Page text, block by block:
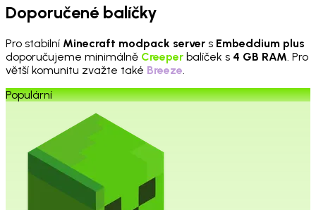
Doporučené balíčky
Pro stabilní Minecraft modpack server s Embeddium plus
doporučujeme minimálně Creeper balíček s 4 GB RAM. Pro
větší komunitu zvažte také Breeze.
Populární